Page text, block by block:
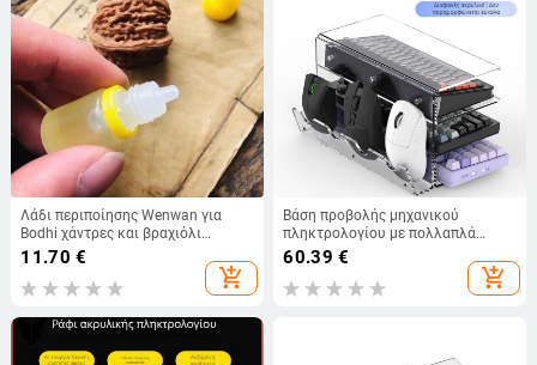
Λάδι περιποίησης Wenwan για
Bodhi χάντρες και βραχιόλι
Buddha — Χειροποίητο, μοντέρνο
και μινιμαλιστικό στυλ, Υλικό:
Wenwan ελαιόλαδο
11.70 €
add_shopping_cart
Βάση προβολής μηχανικού
πληκτρολογίου με πολλαπλά
επίπεδα ραφιών και ντουλάπι
αποθήκευσης ποντικιού για
επιφάνεια εργασίας
60.39 €
add_shopping_cart